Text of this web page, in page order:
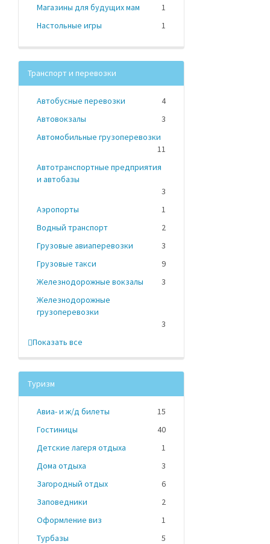
Магазины для будущих мам
1
Настольные игры
1
Транспорт и перевозки
Автобусные перевозки
4
Автовокзалы
3
Автомобильные грузоперевозки
11
Автотранспортные предприятия
и автобазы
3
Аэропорты
1
Водный транспорт
2
Грузовые авиаперевозки
3
Грузовые такси
9
Железнодорожные вокзалы
3
Железнодорожные
грузоперевозки
3
Показать все
Туризм
Авиа- и ж/д билеты
15
Гостиницы
40
Детские лагеря отдыха
1
Дома отдыха
3
Загородный отдых
6
Заповедники
2
Оформление виз
1
Турбазы
5